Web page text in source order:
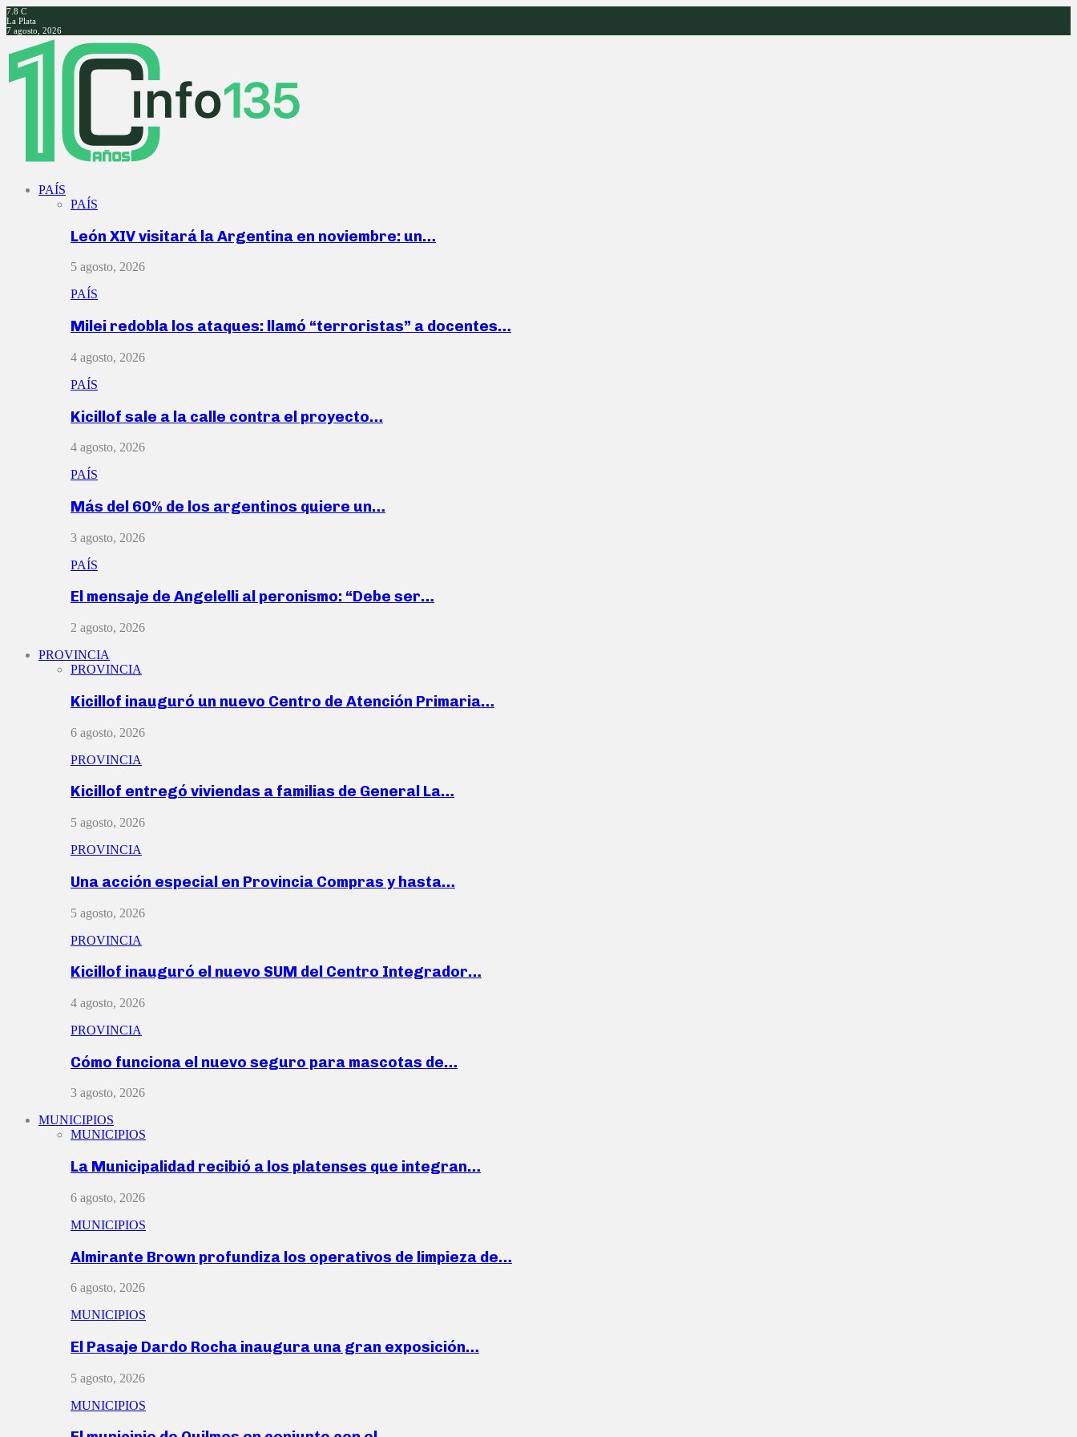
7.8 C
La Plata
7 agosto, 2026
Facebook
Twitter
Instagram
Youtube
PAÍS
PAÍS
León XIV visitará la Argentina en noviembre: un…
5 agosto, 2026
PAÍS
Milei redobla los ataques: llamó “terroristas” a docentes…
4 agosto, 2026
PAÍS
Kicillof sale a la calle contra el proyecto…
4 agosto, 2026
PAÍS
Más del 60% de los argentinos quiere un…
3 agosto, 2026
PAÍS
El mensaje de Angelelli al peronismo: “Debe ser…
2 agosto, 2026
PROVINCIA
PROVINCIA
Kicillof inauguró un nuevo Centro de Atención Primaria…
6 agosto, 2026
PROVINCIA
Kicillof entregó viviendas a familias de General La…
5 agosto, 2026
PROVINCIA
Una acción especial en Provincia Compras y hasta…
5 agosto, 2026
PROVINCIA
Kicillof inauguró el nuevo SUM del Centro Integrador…
4 agosto, 2026
PROVINCIA
Cómo funciona el nuevo seguro para mascotas de…
3 agosto, 2026
MUNICIPIOS
MUNICIPIOS
La Municipalidad recibió a los platenses que integran…
6 agosto, 2026
MUNICIPIOS
Almirante Brown profundiza los operativos de limpieza de…
6 agosto, 2026
MUNICIPIOS
El Pasaje Dardo Rocha inaugura una gran exposición…
5 agosto, 2026
MUNICIPIOS